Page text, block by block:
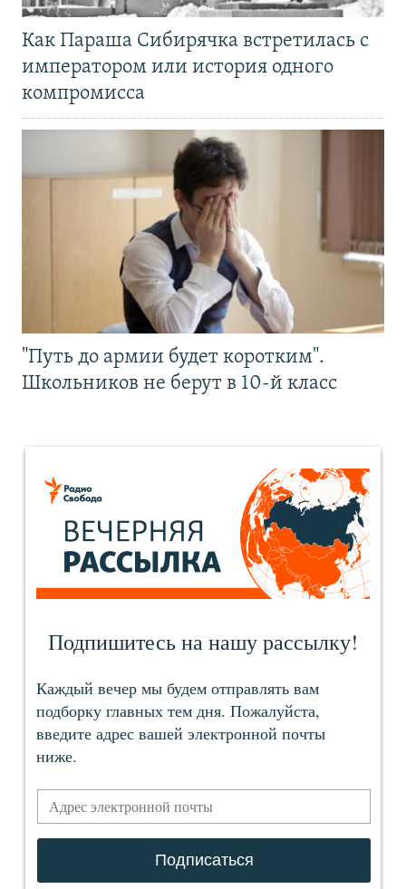
Как Параша Сибирячка встретилась с
императором или история одного
компромисса
"Путь до армии будет коротким".
Школьников не берут в 10-й класс